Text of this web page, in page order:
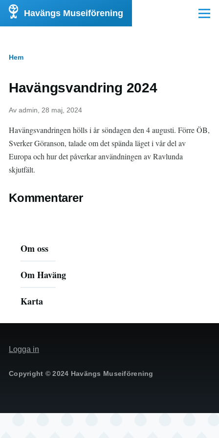
Hoppa till huvudinnehåll
Havängs Museiförening Meny
Hem
Havängsvandring 2024
Av admin , 28 maj, 2024
Havängsvandringen hölls i år söndagen den 4 augusti. Förre ÖB,
Sverker Göranson, talade om det spända läget i vår del av
Europa och hur det påverkar användningen av Ravlunda
skjutfält.
Kommentarer
Om oss
Om Haväng
Karta
Meny
för
Logga in
Copyright © 2024 Havängs Museiförening